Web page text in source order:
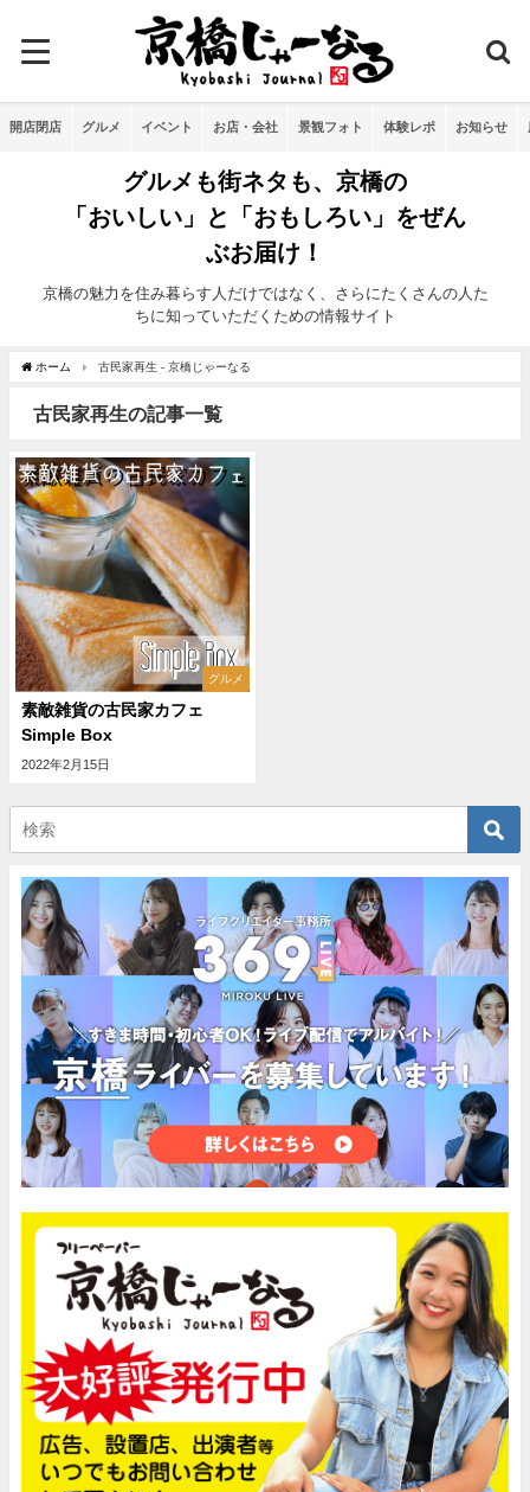
開店閉店 グルメ イベント お店・会社 景観フォト 体験レポ お知らせ
グルメも街ネタも、京橋の
「おいしい」と「おもしろい」をぜん
ぶお届け！
京橋の魅力を住み暮らす人だけではなく、さらにたくさんの人た
ちに知っていただくための情報サイト
ホーム 古民家再生 - 京橋じゃーなる
古民家再生の記事一覧
グルメ
素敵雑貨の古民家カフェ
Simple Box
2022年2月15日